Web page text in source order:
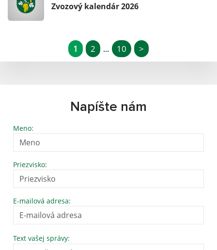
Zvozový kalendár 2026
1 2 ... 10 >
Napíšte nám
Meno:
Priezvisko:
E-mailová adresa:
Text vašej správy: